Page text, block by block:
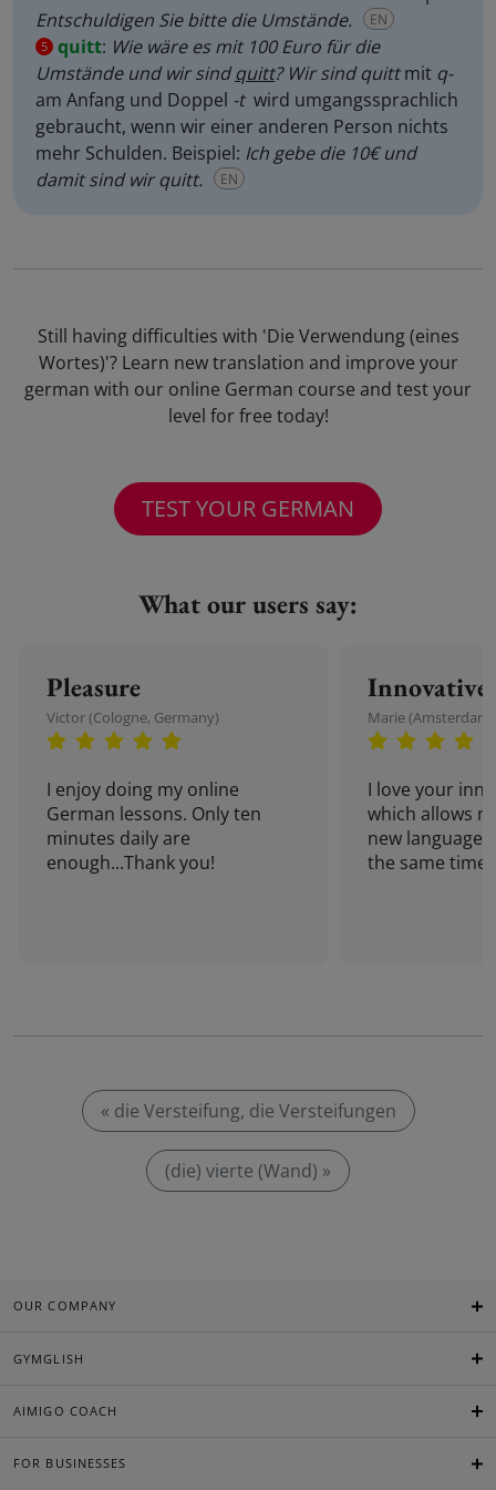
Entschuldigen Sie bitte die Umstände.
EN
5 quitt: Wie wäre es mit 100 Euro für die
Umstände und wir sindquitt? Wir sind quittmit q-
am Anfang und Doppel -t wird umgangssprachlich
gebraucht, wenn wir einer anderen Person nichts
mehr Schulden. Beispiel: Ich gebe die 10€ und
damit sind wir quitt.
EN
Still having difficulties with 'Die Verwendung (eines
Wortes)'? Learn new translation and improve your
german with our online German course and test your
level for free today!
TEST YOUR GERMAN
What our users say:
Pleasure
Victor (Cologne, Germany)
I enjoy doing my online
German lessons. Only ten
minutes daily are
enough...Thank you!
Innovative
Marie
I love your
which allows
new language
the same time!
« die Versteifung, die Versteifungen
(die) vierte (Wand) »
OUR COMPANY
GYMGLISH
AIMIGO COACH
FOR BUSINESSES